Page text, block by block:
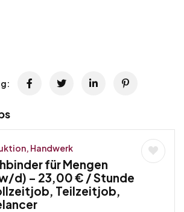
Handwerk
für Mengen
d) – 23,00 € / Stunde
Teilzeitjob,